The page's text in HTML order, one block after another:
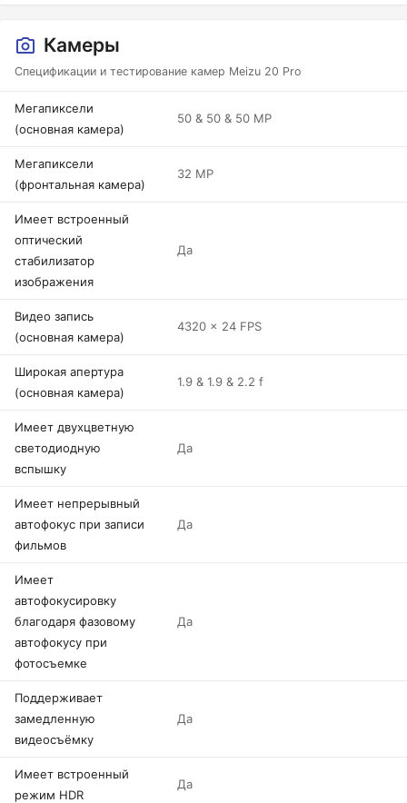
Камеры
Спецификации и тестирование камер Meizu 20 Pro
Мегапиксели
(основная камера)
50 & 50 & 50 MP
Мегапиксели
(фронтальная камера)
32 MP
Имеет встроенный
оптический
стабилизатор
изображения
Да
Видео запись
(основная камера)
4320 x 24 FPS
Широкая апертура
(основная камера)
1.9 & 1.9 & 2.2 f
Имеет двухцветную
светодиодную
вспышку
Да
Имеет непрерывный
автофокус при записи
фильмов
Да
Имеет
автофокусировку
благодаря фазовому
автофокусу при
фотосъемке
Да
Поддерживает
замедленную
видеосъёмку
Да
Имеет встроенный
режим HDR
Да